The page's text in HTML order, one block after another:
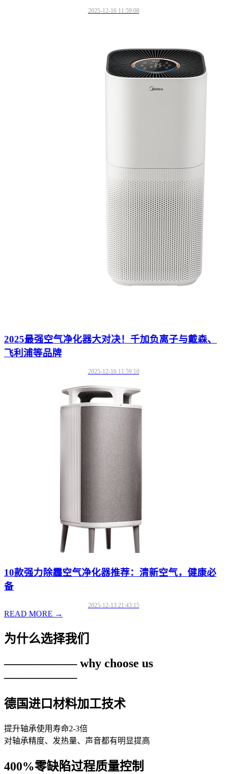
2025-12-16 11:59:08
2025最强空气净化器大对决！千加负离子与戴森、
飞利浦等品牌
2025-12-16 11:59:10
10款强力除霾空气净化器推荐：清新空气，健康必
备
2025-12-13 21:43:15
READ MORE →
为什么选择我们
—————— why choose us
——————
德国进口材料加工技术
提升轴承使用寿命2-3倍
对轴承精度、发热量、声音都有明显提高
400%零缺陷过程质量控制